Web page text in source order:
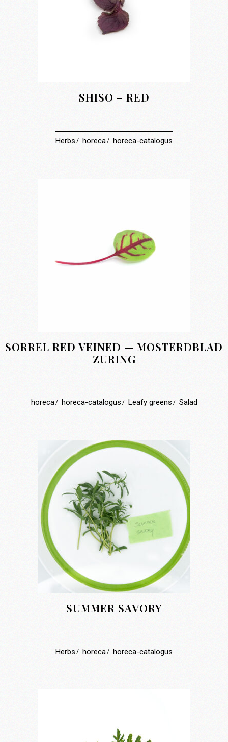
SHISO – RED
Herbs horeca horeca-catalogus
SORREL RED VEINED — MOSTERDBLAD
ZURING
horeca horeca-catalogus Leafy greens Salad
SUMMER SAVORY
Herbs horeca horeca-catalogus